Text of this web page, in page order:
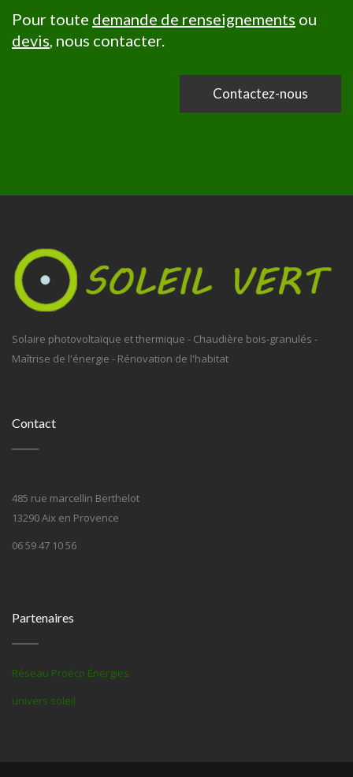
Pour toute demande de renseignements ou
devis, nous contacter.
Contactez-nous
Solaire photovoltaïque et thermique - Chaudière bois-granulés -
Maîtrise de l'énergie - Rénovation de l'habitat
Contact
485 rue marcellin Berthelot
13290 Aix en Provence
06 59 47 10 56
Partenaires
Réseau Proéco Énergies
univers soleil